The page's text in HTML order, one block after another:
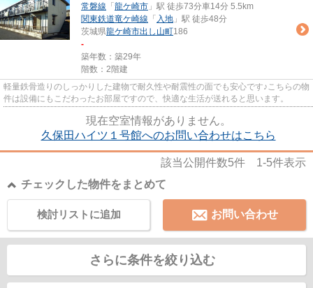
常磐線 「 龍ケ崎市 」駅 徒歩73分車14分 5.5km
関東鉄道竜ケ崎線 「 入地 」駅 徒歩48分
茨城県龍ケ崎市出し山町186
-
築年数：築29年
階数：2階建
軽量鉄骨造りのしっかりした建物で耐久性や耐震性の面でも安心です♪こちらの物
件は設備にもこだわったお部屋ですので、快適な生活が送れると思います。
現在空室情報がありません。
久保田ハイツ１号館へのお問い合わせはこちら
該当公開件数5件 1-5件表示
チェックした物件をまとめて
お問い合わせ
検討リストに追加
さらに条件を絞り込む